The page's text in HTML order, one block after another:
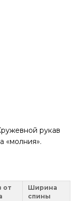
рукав
«молния».
от
Ширина
спины